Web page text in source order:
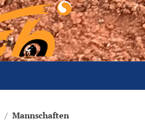
Mannschaften